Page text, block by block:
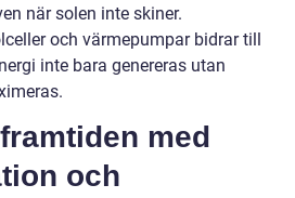
när solen inte skiner.
och värmepumpar bidrar till
inte bara genereras utan
med
och